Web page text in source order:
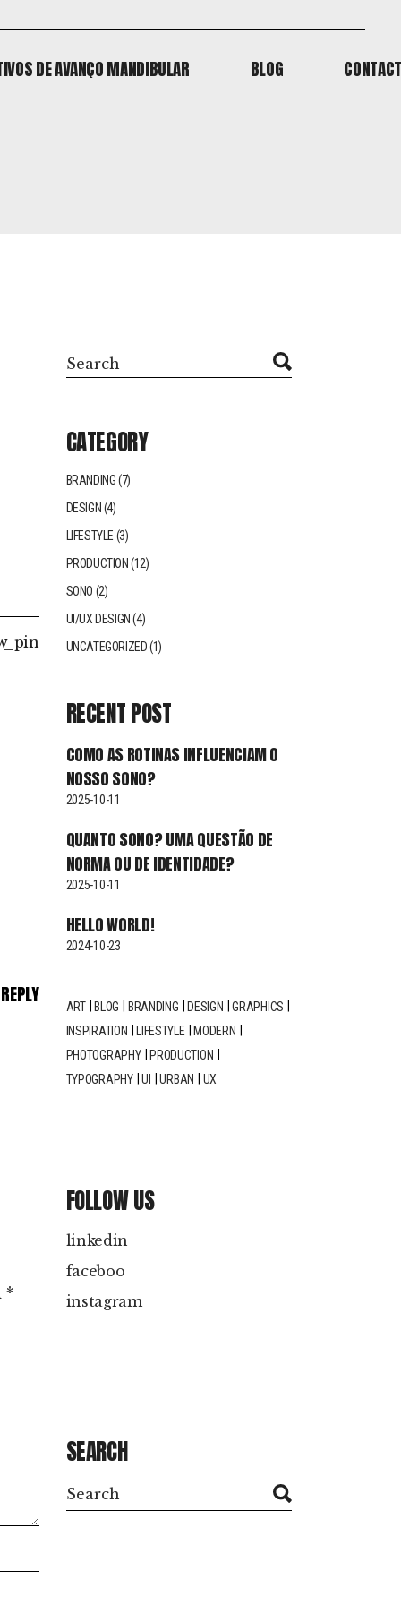
DE AVANÇO MANDIBULAR
BLOG
pin
REPLY
*
Search
CATEGORY
BRANDING(7)
DESIGN (4)
LIFESTYLE (3)
PRODUCTION (12)
SONO (2)
UI/UX DESIGN (4)
UNCATEGORIZED(1)
RECENT POST
COMO AS ROTINAS INFLUENCIAM O
NOSSO SONO?
2025-10-11
QUANTO SONO? UMA QUESTÃO DE
NORMA OU DE IDENTIDADE?
2025-10-11
HELLO WORLD!
2024-10-23
ART BLOG BRANDING DESIGN
GRAPHICS
INSPIRATION
LIFESTYLE
MODERN
PHOTOGRAPHY
PRODUCTION
TYPOGRAPHY
UI URBAN UX
FOLLOW US
linkedin
faceboo
instagram
SEARCH
Search